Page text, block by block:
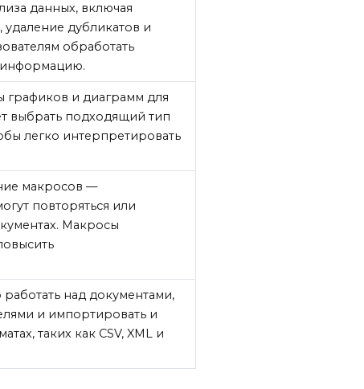
данных, включая
дубликатов и
обработать
графиков и диаграмм для
выбрать подходящий тип
легко интерпретировать
макросов —
повторяться или
Макросы
работать над документами,
и импортировать и
таких как CSV, XML и